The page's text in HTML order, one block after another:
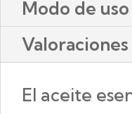
Modo de uso
Valoraciones
El aceite